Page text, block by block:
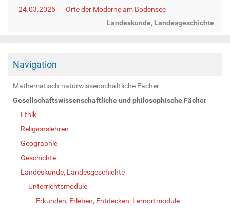
24.03.2026
Orte der Moderne am Bodensee
Landeskunde, Landesgeschichte
Navigation
Mathematisch-naturwissenschaftliche Fächer
Gesellschaftswissenschaftliche und philosophische Fächer
Ethik
Religionslehren
Geographie
Geschichte
Landeskunde, Landesgeschichte
Unterrichtsmodule
Erkunden, Erleben, Entdecken: Lernortmodule